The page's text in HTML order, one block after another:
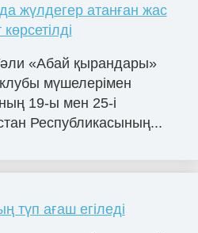
жүлдегер атанған жас
«Абай қырандары»
мүшелерімен
19-ы мен 25-і
Республикасының...
түп ағаш егіледі